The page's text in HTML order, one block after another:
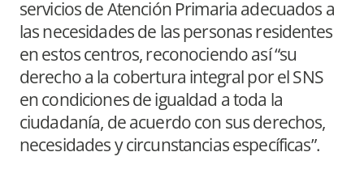
servicios de Atención Primaria adecuados a
las necesidades de las personas residentes
en estos centros, reconociendo así “su
derecho a la cobertura integral por el SNS
en condiciones de igualdad a toda la
ciudadanía, de acuerdo con sus derechos,
necesidades y circunstancias específicas”.